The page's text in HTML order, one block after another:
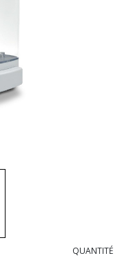
QUANTITÉ